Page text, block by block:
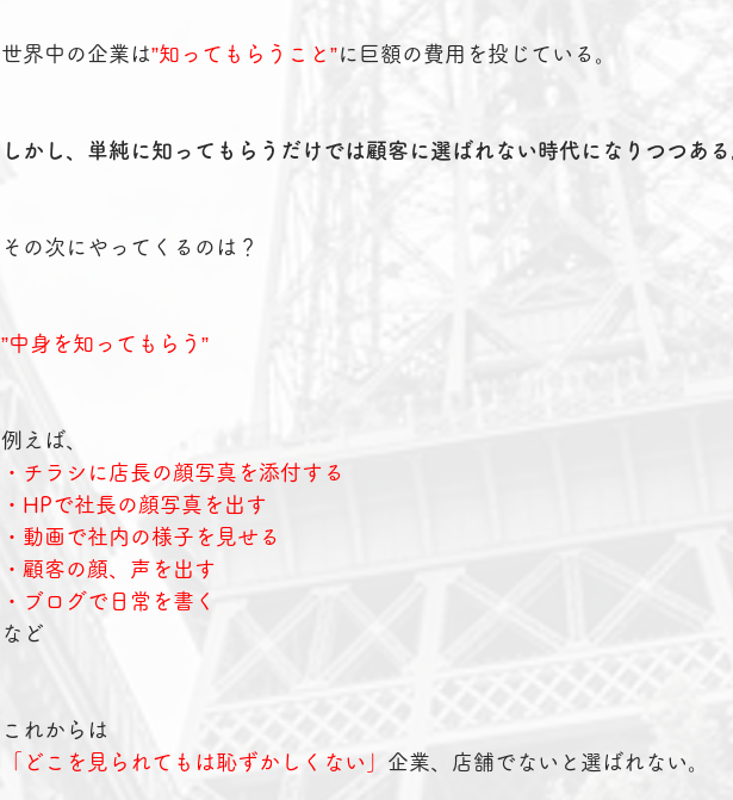
世界中の企業は”知ってもらうこと”に巨額の費用を投じている。
しかし、単純に知ってもらうだけでは顧客に選ばれない時代になりつつあ
その次にやってくるのは？
”中身を知ってもらう”
例えば、
・チラシに店長の顔写真を添付する
・HPで社長の顔写真を出す
・動画で社内の様子を見せる
・顧客の顔、声を出す
・ブログで日常を書く
など
これからは
「どこを見られてもは恥ずかしくない」 企業、店舗でないと選ばれない。